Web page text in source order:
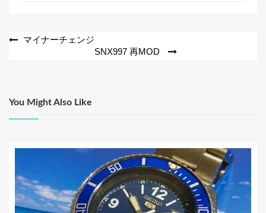
k
投
シ
ン
マイナーチェンジ
SNX997 再MOD
You Might Also Like